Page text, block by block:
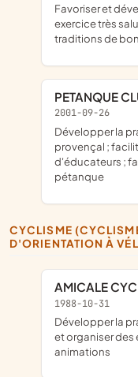
favoriser et développer le goût du jeu de boules,
exercice très
traditions de
PETANQUE
2001-09-26
développer la pratique du sport de pétanque et jeu
provençal ;
d'éducateurs ;
pétanque
CYCLISME (CYCLISME, VÉLO, VTT, COURSE
D'ORIENTATION À
AMICALE
1988-10-31
développer la pratique du cyclisme, du cyclotourisme
et organiser des
animations